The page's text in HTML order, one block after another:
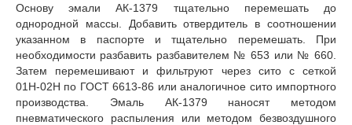
Основу эмали АК-1379 тщательно перемешать до
однородной массы. Добавить отвердитель в соотношении
указанном в паспорте и тщательно перемешать. При
необходимости разбавить разбавителем № 653 или № 660.
Затем перемешивают и фильтруют через сито с сеткой
01Н-02Н по ГОСТ 6613-86 или аналогичное сито импортного
производства. Эмаль АК-1379 наносят методом
пневматического распыления или методом безвоздушного